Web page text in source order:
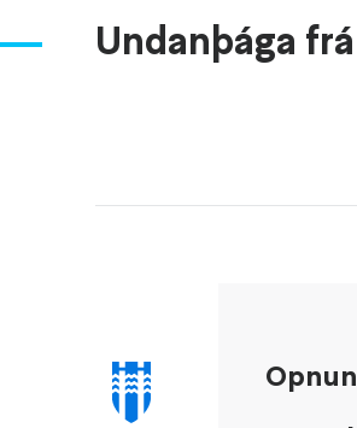
Undanþága